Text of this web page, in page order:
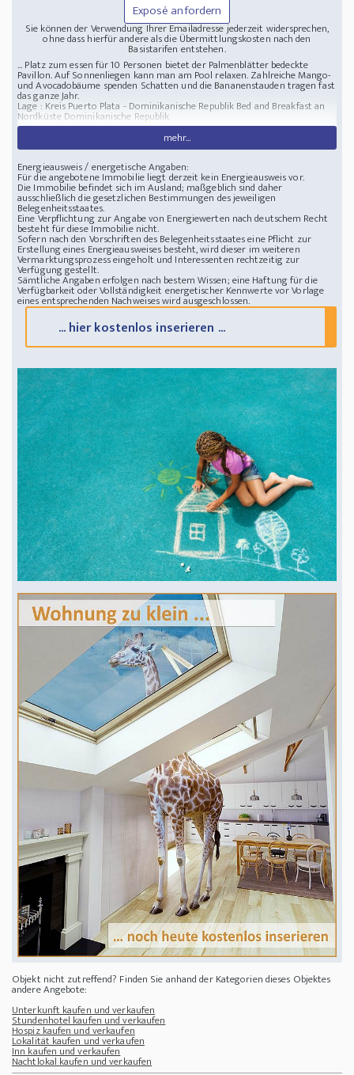
Exposé anfordern
Sie können der Verwendung Ihrer Emailadresse jederzeit widersprechen,
ohne dass hierfür andere als die Übermittlungskosten nach den
Basistarifen entstehen.
... Platz zum essen für 10 Personen bietet der Palmenblätter bedeckte
Pavillon. Auf Sonnenliegen kann man am Pool relaxen. Zahlreiche Mango-
und Avocadobäume spenden Schatten und die Bananenstauden tragen fast
das ganze Jahr.
Lage : Kreis Puerto Plata - Dominikanische RepublikBed and Breakfast an
Nordküste Dominikanische Republik
mehr...
Energieausweis / energetische Angaben:
Für die angebotene Immobilie liegt derzeit kein Energieausweis vor.
Die Immobilie befindet sich im Ausland; maßgeblich sind daher
ausschließlich die gesetzlichen Bestimmungen des jeweiligen
Belegenheitsstaates.
Eine Verpflichtung zur Angabe von Energiewerten nach deutschem Recht
besteht für diese Immobilie nicht.
Sofern nach den Vorschriften des Belegenheitsstaates eine Pflicht zur
Erstellung eines Energieausweises besteht, wird dieser im weiteren
Vermarktungsprozess eingeholt und Interessenten rechtzeitig zur
Verfügung gestellt.
Sämtliche Angaben erfolgen nach bestem Wissen; eine Haftung für die
Verfügbarkeit oder Vollständigkeit energetischer Kennwerte vor Vorlage
eines entsprechenden Nachweises wird ausgeschlossen.
... hier kostenlos inserieren ...
Objekt nicht zutreffend? Finden Sie anhand der Kategorien dieses Objektes
andere Angebote:
Unterkunft kaufen und verkaufen
Stundenhotel kaufen und verkaufen
Hospiz kaufen und verkaufen
Lokalität kaufen und verkaufen
Inn kaufen und verkaufen
Nachtlokal kaufen und verkaufen